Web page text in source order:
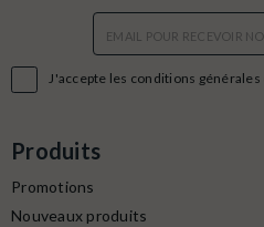
J'accepte les conditions
Produits
Promotions
Nouveaux produits